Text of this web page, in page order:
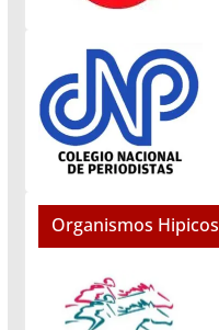
Organismos Hipicos